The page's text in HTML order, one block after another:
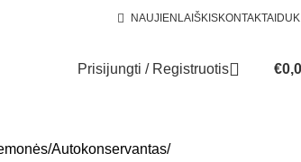
NAUJIENLAIŠKISKONTAKTAI DUK
Prisijungti / Registruotis €
Autokonservantas